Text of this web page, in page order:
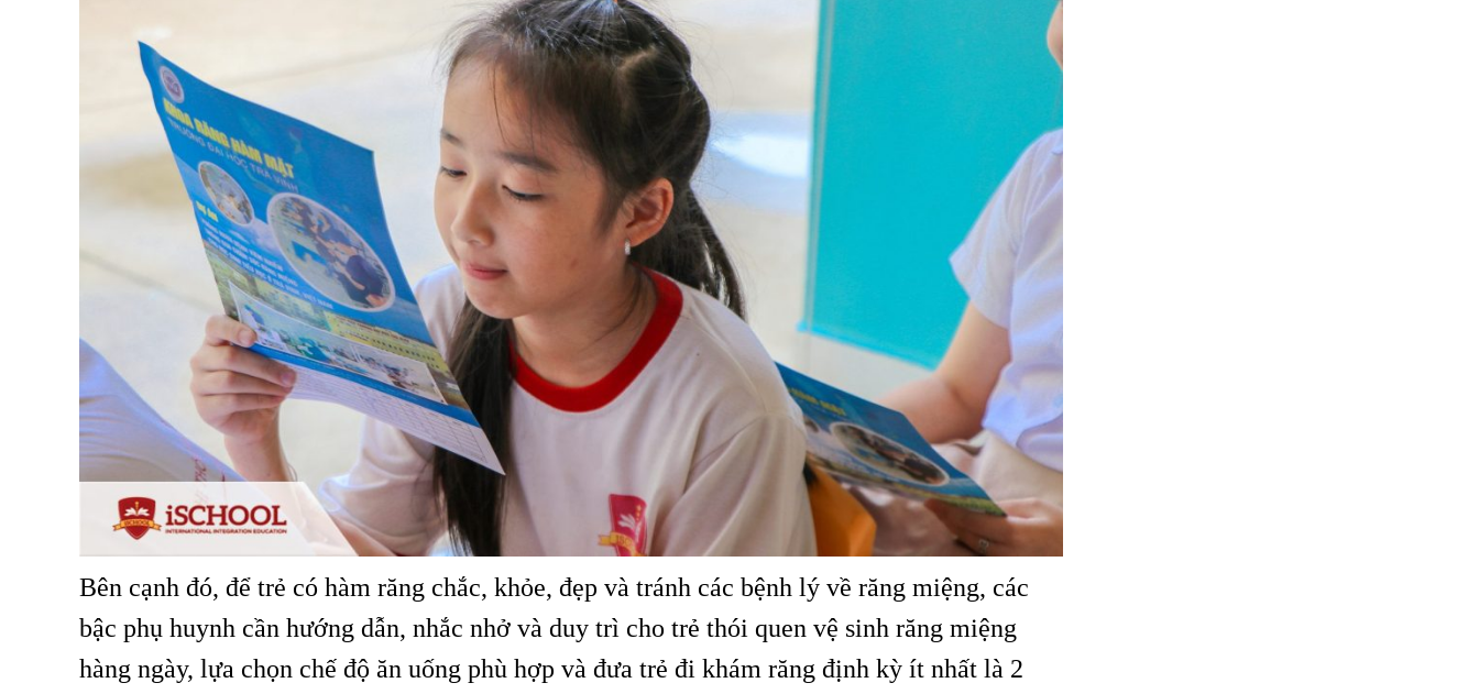
Bên cạnh đó, để trẻ có hàm răng chắc, khỏe, đẹp và tránh các bệnh lý về răng miệng, các
bậc phụ huynh cần hướng dẫn, nhắc nhở và duy trì cho trẻ thói quen vệ sinh răng miệng
hàng ngày, lựa chọn chế độ ăn uống phù hợp và đưa trẻ đi khám răng định kỳ ít nhất là 2